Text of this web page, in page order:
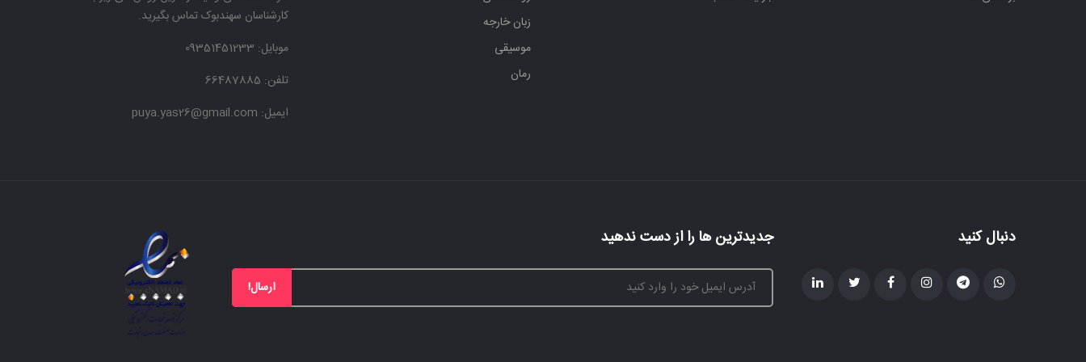
زبان خارجه
موسیقی
رمان
کارشناسان سهندبوک تماس بگیرید.
موبایل:
تلفن: 66487885
ایمیل: puya.yas26@gmail.com
دنبال کنید جدیدترین ها را از دست ندهید
ارسال!